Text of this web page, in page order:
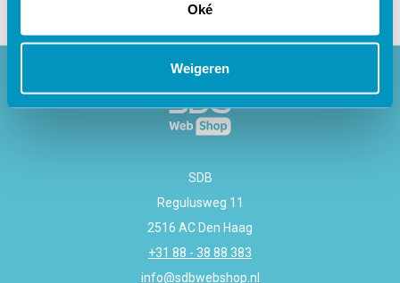
Oké
Weigeren
SDB
Regulusweg 11
2516 AC Den Haag
+31 88 - 38 88 383
info@sdbwebshop.nl